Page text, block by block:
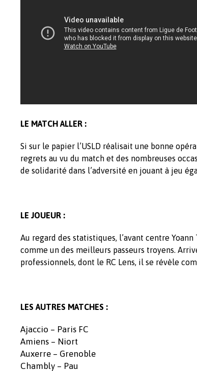
LE MATCH ALLER :
Si sur le papier l’USLD réalisait une bonne
regrets au vu du match et des nombreuses
de solidarité dans l’adversité en jouant à jeu
LE JOUEUR :
Au regard des statistiques, l’avant centre
comme un des meilleurs passeurs troyens.
professionnels, dont le RC Lens, il se révèle
LES AUTRES MATCHES :
Ajaccio – Paris FC
Amiens – Niort
Auxerre – Grenoble
Chambly – Pau